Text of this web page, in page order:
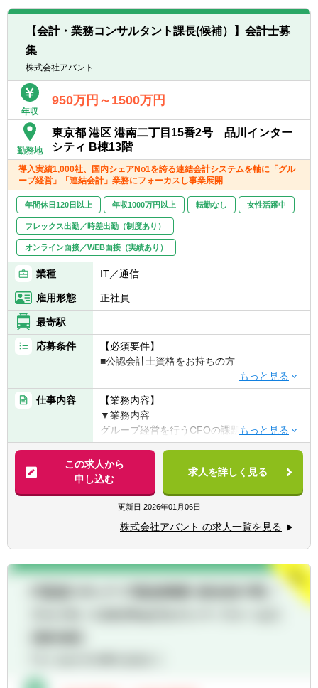
グ・ユーザー受入テスト等支援
【魅力】
■財務経理のオペレーションを担うバックオ
フィス機能のほか、M&AやIPOなど企業の成
トナーとしてのやりがいを感じられます。
【会計・業務コンサルタント課長(候補）】会計士募
集
株式会社アバント
年収
950万円～1500万円
勤務地
東京都 港区 港南二丁目15番2号 品川インター
シティ B棟13階
導入実績1,000社、国内シェアNo1を誇る連結会計システムを軸に「グル
ープ経営」「連結会計」業務にフォーカスし事業展開
年間休日120日以上 年収1000万円以上 転勤なし 女性活躍中
フレックス出勤／時差出勤（制度あり）
オンライン面接／WEB面接（実績あり）
業種 IT／通信
雇用形態 正社員
最寄駅
応募条件
【必須要件】
■公認会計士資格をお持ちの方
【歓迎要件】
■管理職経験あり
■会計監査以外のアドバイザリー等の業務経
験あり
■事業会社経験あり
仕事内容
【業務内容】
▼業務内容
グループ経営を行うCFOの課題は企業価値の
向上。我々のミッションは、お客様と深い関
係性を築きながら、財務会計領域に特化した
システム/業務における様々な課題を解決して
いくことです。
具体的には、プロジェクト型の業務改善だけ
でなく、実際にクライアントと共に実業務を
通じて財務会計領域全般の課題抽出～改善活
動をおこなっていただきます。（並行してプ
ロジェクト型の業務改善業務もおこなってい
ただきます）
タント_課長(候補)」では10名程度のグループ
この求人から
申し込む
求人を詳しく見る
更新日 2026年01月06日
株式会社アバント の求人一覧を見る